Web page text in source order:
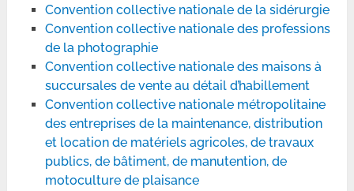
Convention collective nationale de la sidérurgie
Convention collective nationale des professions
de la photographie
Convention collective nationale des maisons à
succursales de vente au détail d’habillement
Convention collective nationale métropolitaine
des entreprises de la maintenance, distribution
et location de matériels agricoles, de travaux
publics, de bâtiment, de manutention, de
motoculture de plaisance